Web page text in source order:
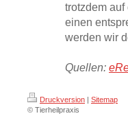
trotzdem
einen
werden wir
Quellen:
Druckversion | Sitemap
© Tierheilpraxis